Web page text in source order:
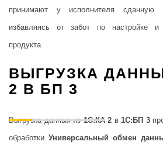
принимают у исполнителя сданную
избавляясь от забот по настройке и
продукта.
ВЫГРУЗКА
2 В БП 3
Выгрузка данных из1С:КА 2 в 1С:БП 3
обработки Универсальный обмен